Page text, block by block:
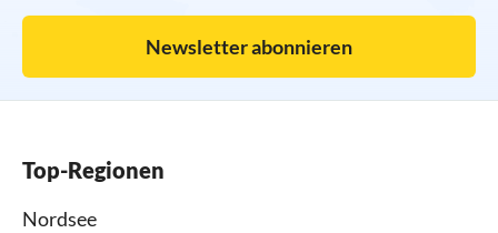
Newsletter abonnieren
Top-Regionen
Nordsee